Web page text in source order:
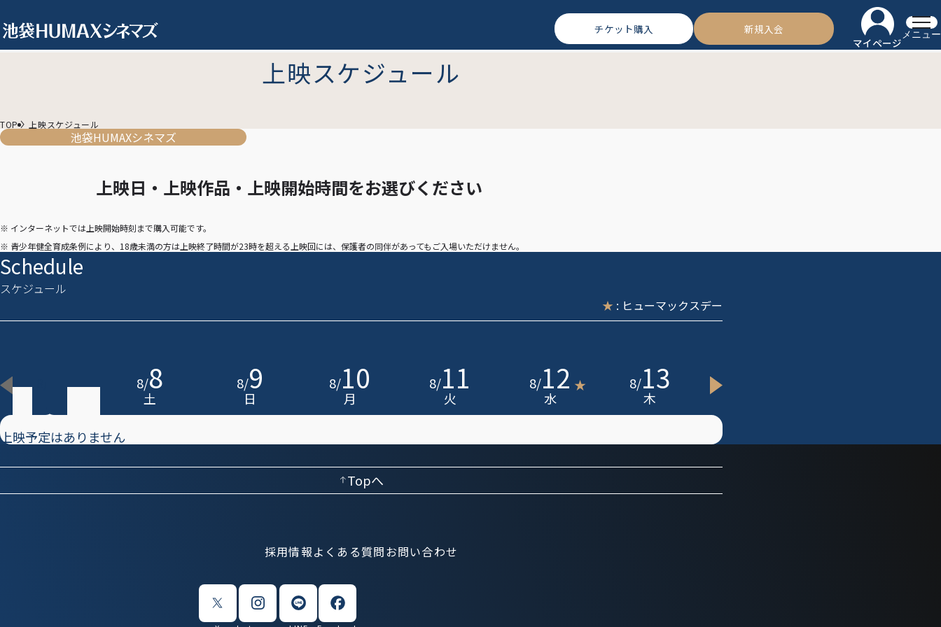
チケット購入
新規入会
マイページ
メニュー
上映スケジュール
TOP 上映スケジュール
池袋HUMAXシネマズ
上映日・上映作品・上映開始時間をお選びください
※ インターネットでは上映開始時刻まで購入可能です。
※ 青少年健全育成条例により、18歳未満の方は上映終了時間が23時を超える上映回には、保護者の同伴があってもご入場いただけません。
Schedule
スケジュール
★ : ヒューマックスデー
8/8
土
8/9
日
8/10
月
8/11
火
8/12 ★
水
8/13
木
上映予定はありません
Topへ
採用情報よくある質問お問い合わせ